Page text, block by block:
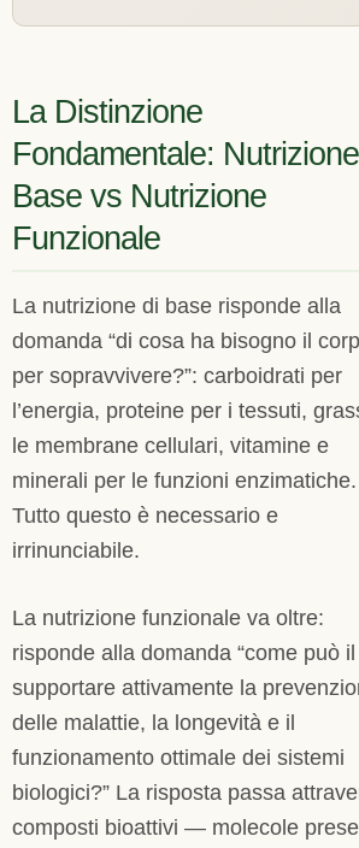
La Distinzione
Fondamentale:
Base vs Nutrizione
Funzionale
La nutrizione di base risponde alla
domanda “di cosa ha bisogno il
per sopravvivere?”: carboidrati per
l’energia, proteine per i tessuti,
le membrane cellulari, vitamine e
minerali per le funzioni enzimatiche.
Tutto questo è necessario e
irrinunciabile.
La nutrizione funzionale va oltre:
risponde alla domanda “come può
supportare attivamente la
delle malattie, la longevità e il
funzionamento ottimale dei sistemi
biologici?” La risposta passa
composti bioattivi — molecole